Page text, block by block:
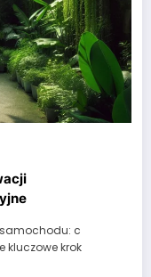
samochodu: c
kluczowe krok